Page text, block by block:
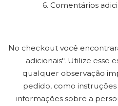
6. Comentários
No checkout você
adicionais". Utilize esse
qualquer observação
pedido, como
informações sobre a